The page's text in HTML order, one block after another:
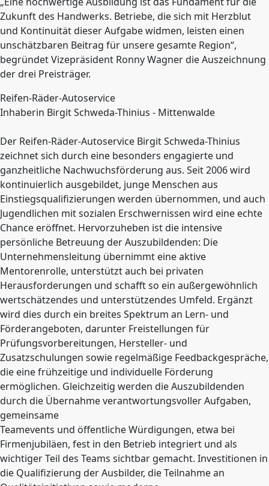
Zukunft des Handwerks. Betriebe, die sich mit Herzblut
und Kontinuität dieser Aufgabe widmen, leisten einen
unschätzbaren Beitrag für unsere gesamte Region“,
begründet Vizepräsident Ronny Wagner die Auszeichnung
der drei Preisträger.
Reifen-Räder-Autoservice
Inhaberin Birgit Schweda-Thinius - Mittenwalde
Der Reifen-Räder-Autoservice Birgit Schweda-Thinius
zeichnet sich durch eine besonders engagierte und
ganzheitliche Nachwuchsförderung aus. Seit 2006 wird
kontinuierlich ausgebildet, junge Menschen aus
Einstiegsqualifizierungen werden übernommen, und auch
Jugendlichen mit sozialen Erschwernissen wird eine echte
Chance eröffnet. Hervorzuheben ist die intensive
persönliche Betreuung der Auszubildenden: Die
Unternehmensleitung übernimmt eine aktive
Mentorenrolle, unterstützt auch bei privaten
Herausforderungen und schafft so ein außergewöhnlich
wertschätzendes und unterstützendes Umfeld. Ergänzt
wird dies durch ein breites Spektrum an Lern- und
Förderangeboten, darunter Freistellungen für
Prüfungsvorbereitungen, Hersteller- und
Zusatzschulungen sowie regelmäßige Feedbackgespräche,
die eine frühzeitige und individuelle Förderung
ermöglichen. Gleichzeitig werden die Auszubildenden
durch die Übernahme verantwortungsvoller Aufgaben,
gemeinsame
Teamevents und öffentliche Würdigungen, etwa bei
Firmenjubiläen, fest in den Betrieb integriert und als
wichtiger Teil des Teams sichtbar gemacht. Investitionen in
die Qualifizierung der Ausbilder, die Teilnahme an